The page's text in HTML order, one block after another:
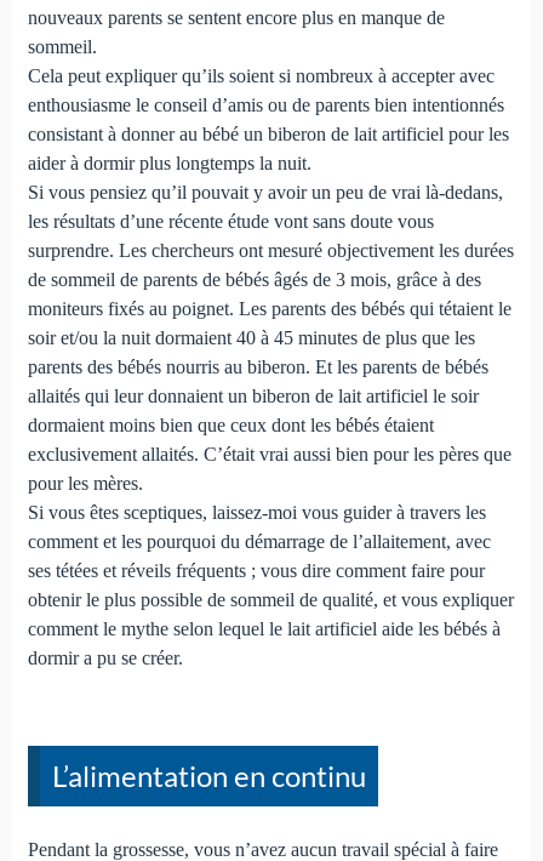
nouveaux parents se sentent encore plus en manque de
sommeil.
Cela peut expliquer qu’ils soient si nombreux à accepter avec
enthousiasme le conseil d’amis ou de parents bien intentionnés
consistant à donner au bébé un biberon de lait artificiel pour les
aider à dormir plus longtemps la nuit.
Si vous pensiez qu’il pouvait y avoir un peu de vrai là-dedans,
les résultats d’une récente étude vont sans doute vous
surprendre. Les chercheurs ont mesuré objectivement les durées
de sommeil de parents de bébés âgés de 3 mois, grâce à des
moniteurs fixés au poignet. Les parents des bébés qui tétaient le
soir et/ou la nuit dormaient 40 à 45 minutes de plus que les
parents des bébés nourris au biberon. Et les parents de bébés
allaités qui leur donnaient un biberon de lait artificiel le soir
dormaient moins bien que ceux dont les bébés étaient
exclusivement allaités. C’était vrai aussi bien pour les pères que
pour les mères.
Si vous êtes sceptiques, laissez-moi vous guider à travers les
comment et les pourquoi du démarrage de l’allaitement, avec
ses tétées et réveils fréquents ; vous dire comment faire pour
obtenir le plus possible de sommeil de qualité, et vous expliquer
comment le mythe selon lequel le lait artificiel aide les bébés à
dormir a pu se créer.
L’alimentation en continu
Pendant la grossesse, vous n’avez aucun travail spécial à faire